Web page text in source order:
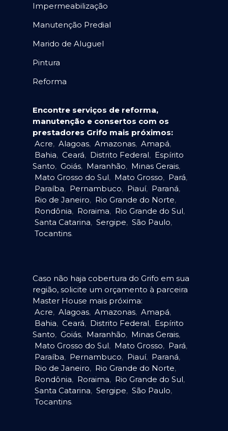
Impermeabilização
Manutenção Predial
Marido de Aluguel
Pintura
Reforma
Encontre serviços de reforma,
manutenção e consertos com os
prestadores Grifo mais próximos:
Acre, Alagoas, Amazonas, Amapá,
Bahia, Ceará, Distrito Federal, Espírito
Santo, Goiás, Maranhão, Minas Gerais,
Mato Grosso do Sul, Mato Grosso, Pará,
Paraíba, Pernambuco, Piauí, Paraná,
Rio de Janeiro, Rio Grande do Norte,
Rondônia, Roraima, Rio Grande do Sul,
Santa Catarina, Sergipe, São Paulo,
Tocantins.
Caso não haja cobertura do Grifo em sua
região, solicite um orçamento à parceira
Master House mais próxima:
Acre, Alagoas, Amazonas, Amapá,
Bahia, Ceará, Distrito Federal, Espírito
Santo, Goiás, Maranhão, Minas Gerais,
Mato Grosso do Sul, Mato Grosso, Pará,
Paraíba, Pernambuco, Piauí, Paraná,
Rio de Janeiro, Rio Grande do Norte,
Rondônia, Roraima, Rio Grande do Sul,
Santa Catarina, Sergipe, São Paulo,
Tocantins.